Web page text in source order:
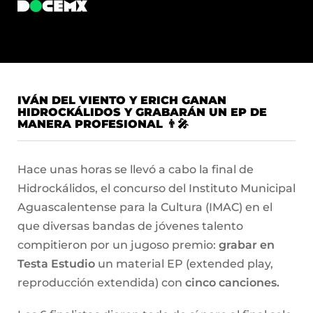
IVÁN DEL VIENTO Y ERICH GANAN
HIDROCKÁLIDOS Y GRABARÁN UN EP DE
MANERA PROFESIONAL 👨‍🎤
Hace unas horas se llevó a cabo la final de
Hidrockálidos, el concurso del Instituto Municipal
Aguascalentense para la Cultura (IMAC) en el
que diversas bandas de jóvenes talento
compitieron por un jugoso premio: grabar en
Testa Estudio un material EP (extended play,
reproducción extendida) con cinco canciones.